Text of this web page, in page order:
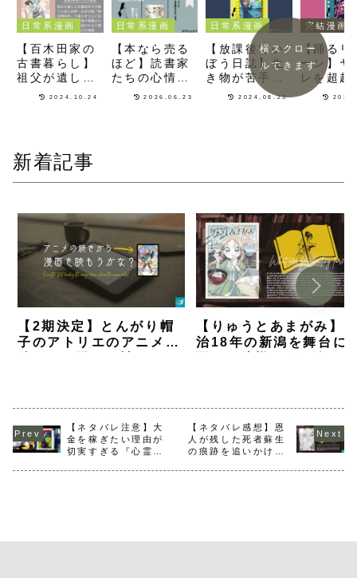
日常系漫画
【百木田家の
古書暮らし】
祖父が遺した
古本屋を受け
仕事漫画
2024.10.24
日常系漫画
【本なら売る
ほど】読書家
たちの心情や
生き様が繊細
2026.06.23
日常系漫画
【放課後てい
ぼう日誌】生
き物が苦手な
インドアJKが
2024.08.23
完結漫画
【踊るリ
ーン】ヤ
レを超越
愛が重す
横スクロー
ルできます
新着記事
【2期決定】とんがり帽
子のアトリエのアニメの
【りゅうとあまがみ】
治18年の新潟を舞台に
【ネタバレ注意】大
金を稼ぎたい理由が
切実すぎる『心霊写
【ネタバレ感想】恩
人が残した死者蘇生
の痕跡を追いかける